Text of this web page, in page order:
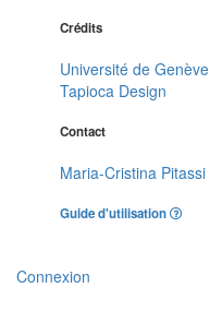
Crédits
Université de Genève
Tapioca Design
Contact
Maria-Cristina Pitassi
Guide d'utilisation
Connexion